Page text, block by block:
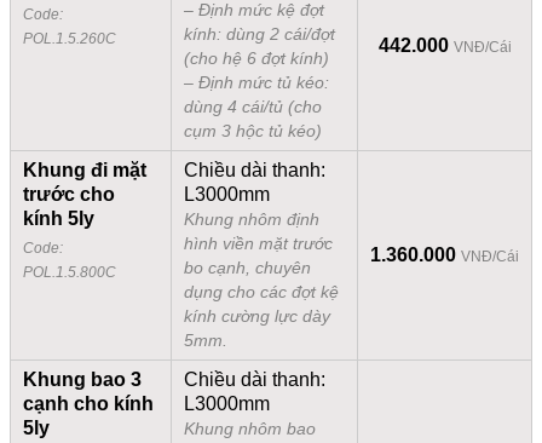
Code:
POL.1.5.260C
– Định mức kệ đợt
kính: dùng 2 cái/đợt
(cho hệ 6 đợt kính)
– Định mức tủ kéo:
dùng 4 cái/tủ (cho
cụm 3 hộc tủ kéo)
442.000 VNĐ/Cái
Khung đi mặt
trước cho
kính 5ly
Code:
POL.1.5.800C
Chiều dài thanh:
L3000mm
Khung nhôm định
hình viền mặt trước
bo cạnh, chuyên
dụng cho các đợt kệ
kính cường lực dày
5mm.
1.360.000 VNĐ/Cái
Khung bao 3
cạnh cho kính
5ly
Chiều dài thanh:
L3000mm
Khung nhôm bao